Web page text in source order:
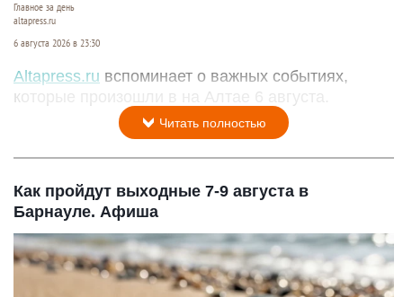
Главное за день
altapress.ru
6 августа 2026 в 23:30
Altapress.ru вспоминает о важных событиях,
которые произошли в на Алтае 6 августа.
Читать полностью
Как пройдут выходные 7-9 августа в
Барнауле. Афиша